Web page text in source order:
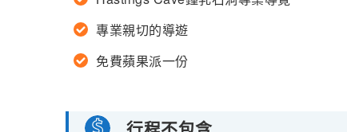
專業親切的導遊
免費蘋果派一份